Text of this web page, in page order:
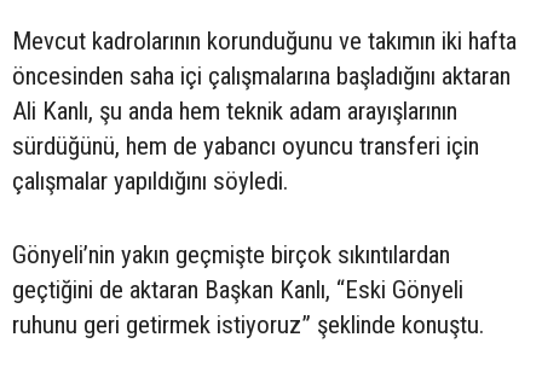
Mevcut kadrolarının korunduğunu ve takımın iki hafta
öncesinden saha içi çalışmalarına başladığını aktaran
Ali Kanlı, şu anda hem teknik adam arayışlarının
sürdüğünü, hem de yabancı oyuncu transferi için
çalışmalar yapıldığını söyledi.
Gönyeli’nin yakın geçmişte birçok sıkıntılardan
geçtiğini de aktaran Başkan Kanlı, “Eski Gönyeli
ruhunu geri getirmek istiyoruz” şeklinde konuştu.